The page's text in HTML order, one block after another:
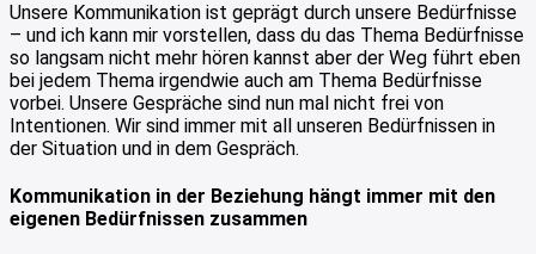
Unsere Kommunikation ist geprägt durch unsere Bedürfnisse
– und ich kann mir vorstellen, dass du das Thema Bedürfnisse
so langsam nicht mehr hören kannst aber der Weg führt eben
bei jedem Thema irgendwie auch am Thema Bedürfnisse
vorbei. Unsere Gespräche sind nun mal nicht frei von
Intentionen. Wir sind immer mit all unseren Bedürfnissen in
der Situation und in dem Gespräch.
Kommunikation in der Beziehung hängt immer mit den
eigenen Bedürfnissen zusammen